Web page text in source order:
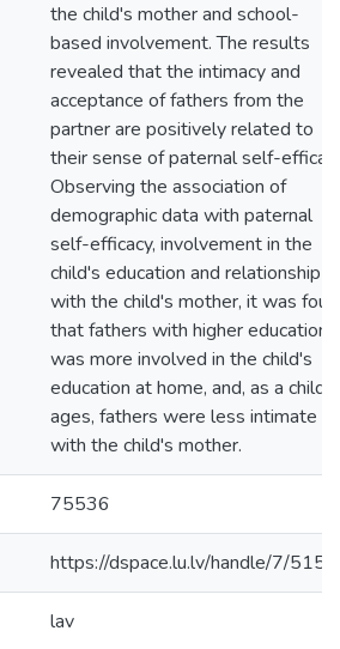
the child's mother and school-
based involvement. The results
revealed that the intimacy and
acceptance of fathers from the
partner are positively related to
their sense of paternal self-
Observing the association of
demographic data with paternal
self-efficacy, involvement in the
child's education and relationship
with the child's mother, it was
that fathers with higher education
was more involved in the child's
education at home, and, as a child
ages, fathers were less intimate
with the child's mother.
75536
https://dspace.lu.lv/handle/7/
lav